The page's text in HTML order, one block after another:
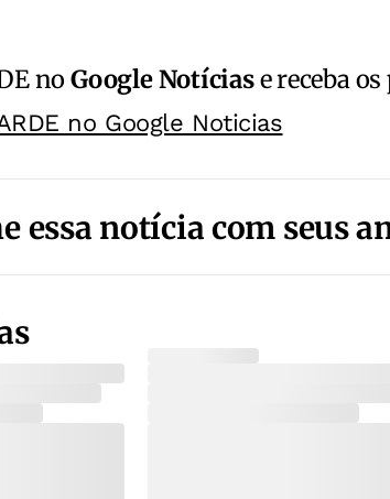
noGoogle Notíciase receba
no Google Noticias
essa notícia com seus